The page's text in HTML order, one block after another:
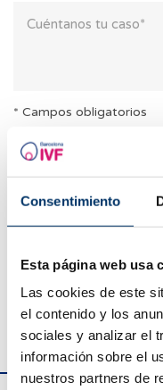
Consentimiento
Esta página web usa
Las cookies de este
el contenido y los
sociales y analizar el
información sobre el
nuestros partners de
* Campos obligatorios
Consiento el
política de privacidad
Atender a su solicitud de
sobre los servicios profesionales.
promocional, así como circulares
Destinatarios: No se cederán datos
rectificación, limitación, supresión,
Procedencia: Propio interesado.